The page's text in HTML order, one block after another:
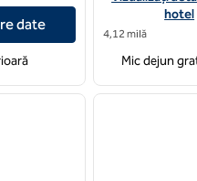
date
hotel
4,12 milă
Mic dejun
imaginea următoare
1 din 12